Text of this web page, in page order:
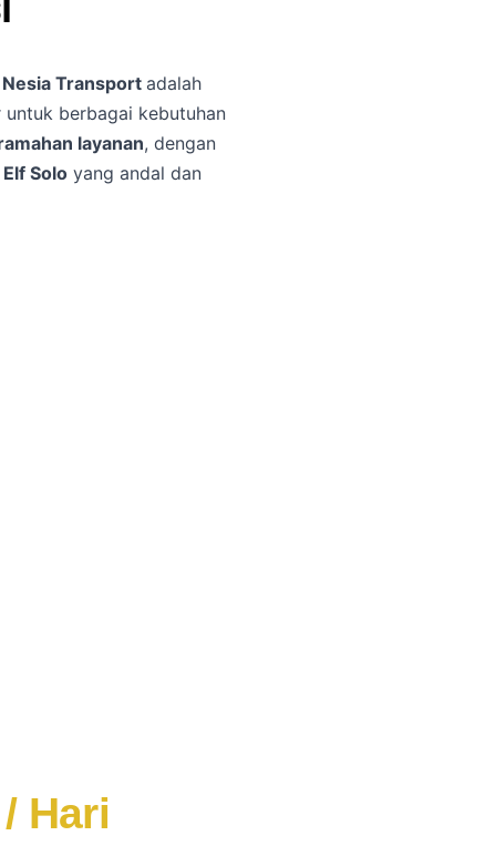
Nesia Transportadalah
berbagai kebutuhan
layanan, dengan
Solo yang andal dan
Hari